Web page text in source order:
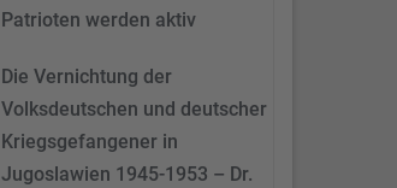
anzusehen.
Mehr
Informationen
Akzeptieren
powered by
Patrioten werden aktiv
Die Vernichtung der
Volksdeutschen und deutscher
Kriegsgefangener in
Jugoslawien 1945-1953 – Dr.